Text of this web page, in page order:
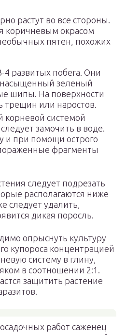
растут во все стороны.
коричневым окрасом
пятен, похожих
4 развитых побега. Они
зеленый
шипы. На поверхности
трещин или наростов.
корневой системой
замочить в воде.
и при помощи острого
фрагменты
следует подрезать
располагаются ниже
следует удалить,
дикая поросль.
опрыснуть культуру
купороса концентрацией
систему в глину,
в соотношении 2:1.
защитить растение
работ саженец